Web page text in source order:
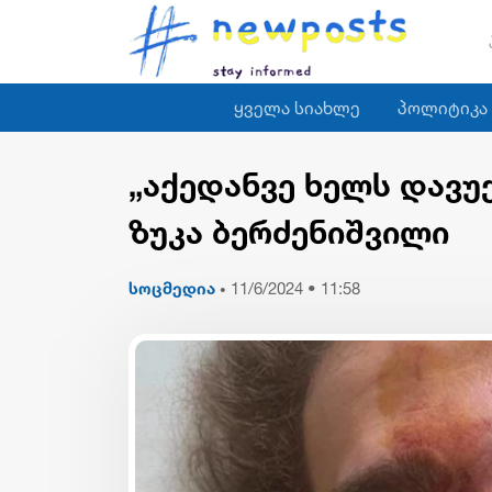
ყველა სიახლე პოლიტიკა
„აქედანვე ხელს
ზუკა ბერძენიშვილი
სოცმედია • 11/6/2024 • 11:58